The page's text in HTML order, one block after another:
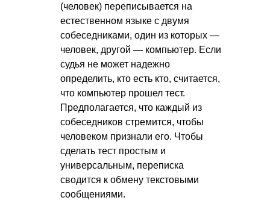
(человек) переписывается на
естественном языке с двумя
собеседниками, один из которых —
человек, другой — компьютер. Если
судья не может надежно
определить, кто есть кто, считается,
что компьютер прошел тест.
Предполагается, что каждый из
собеседников стремится, чтобы
человеком признали его. Чтобы
сделать тест простым и
универсальным, переписка
сводится к обмену текстовыми
сообщениями.